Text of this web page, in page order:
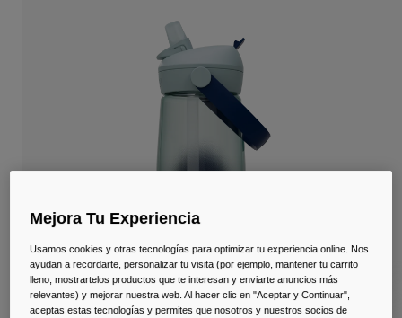
Bolsas Hidratación
Accessorios
Viajar y estilo de vida
Mejora Tu Experiencia
Usamos cookies y otras tecnologías para optimizar tu experiencia online. Nos
ayudan a recordarte, personalizar tu visita (por ejemplo, mantener tu carrito
lleno, mostrartelos productos que te interesan y enviarte anuncios más
relevantes) y mejorar nuestra web. Al hacer clic en "Aceptar y Continuar",
aceptas estas tecnologías y permites que nosotros y nuestros socios de